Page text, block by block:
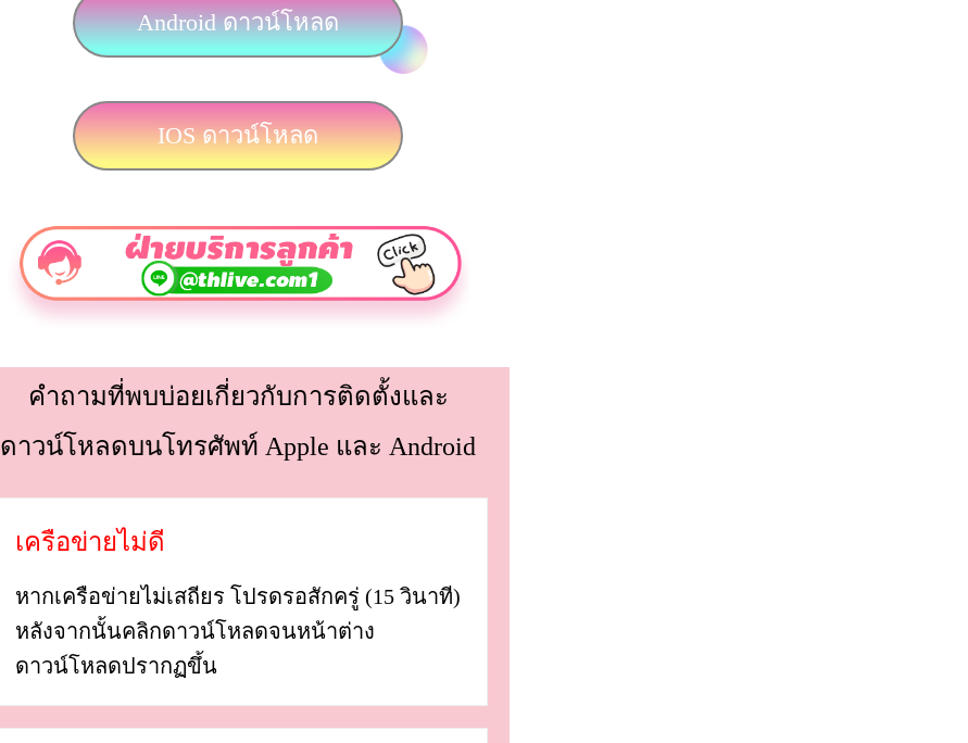
Android ดาวน์โหลด
IOS ดาวน์โหลด
คำถามที่พบบ่อยเกี่ยวกับการติดตั้งและ
ดาวน์โหลดบนโทรศัพท์ Apple และ Android
เครือข่ายไม่ดี
หากเครือข่ายไม่เสถียร โปรดรอสักครู่ (15 วินาที)
หลังจากนั้นคลิกดาวน์โหลดจนหน้าต่าง
ดาวน์โหลดปรากฏขึ้น